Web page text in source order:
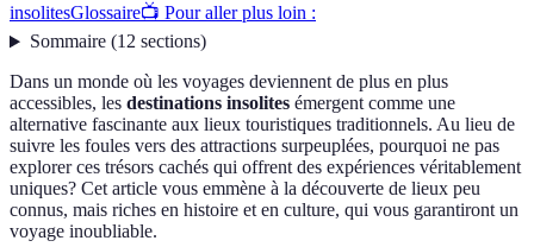
insolitesGlossaire📺 Pour aller plus loin :
Sommaire(12 sections)
Dans un monde où les voyages deviennent de plus en plus
accessibles, les destinations insolites émergent comme une
alternative fascinante aux lieux touristiques traditionnels. Au lieu de
suivre les foules vers des attractions surpeuplées, pourquoi ne pas
explorer ces trésors cachés qui offrent des expériences véritablement
uniques? Cet article vous emmène à la découverte de lieux peu
connus, mais riches en histoire et en culture, qui vous garantiront un
voyage inoubliable.